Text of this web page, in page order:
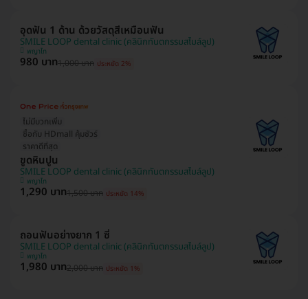
อุดฟัน 1 ด้าน ด้วยวัสดุสีเหมือนฟัน
SMILE LOOP dental clinic (คลินิกทันตกรรมสไมล์ลูป)
พญาไท
980 บาท1,000 บาท ประหยัด 2%
ไม่มีบวกเพิ่ม
ซื้อกับ HDmall คุ้มชัวร์
ราคาดีที่สุด
ขูดหินปูน
SMILE LOOP dental clinic (คลินิกทันตกรรมสไมล์ลูป)
พญาไท
1,290 บาท1,500 บาท ประหยัด 14%
ถอนฟันอย่างยาก 1 ซี่
SMILE LOOP dental clinic (คลินิกทันตกรรมสไมล์ลูป)
พญาไท
1,980 บาท2,000 บาท ประหยัด 1%